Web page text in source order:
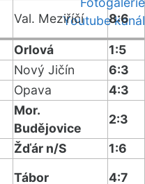
Youtube kanál
Val. Meziříčí 8:6
Orlová
1:5
Nový Jičín
6:3
Opava
4:3
Mor.
Budějovice
2:3
Žďár n/S
1:6
Tábor 4:7